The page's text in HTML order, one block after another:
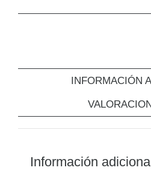
INFORMACIÓN
Información